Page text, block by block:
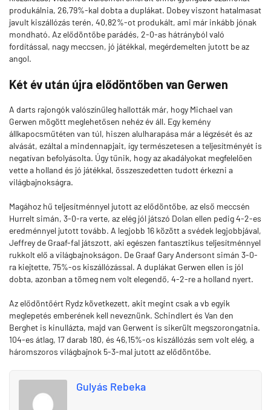
produkálnia, 26,79%-kal dobta a duplákat. Dobey viszont hatalmasat
javult kiszállózás terén, 40,82%-ot produkált, ami már inkább jónak
mondható. Az elődöntőbe parádés, 2-0-as hátrányból való
fordítással, nagy meccsen, jó játékkal, megérdemelten jutott be az
angol.
Két év után újra elődöntőben van Gerwen
A darts rajongók valószínűleg hallották már, hogy Michael van
Gerwen mögött meglehetősen nehéz év áll. Egy kemény
állkapocsműtéten van túl, hiszen alulharapása már a légzését és az
alvását, ezáltal a mindennapjait, így természetesen a teljesítményét is
negatívan befolyásolta. Úgy tűnik, hogy az akadályokat megfelelően
vette a holland és jó játékkal, összeszedetten tudott érkezni a
világbajnokságra.
Magához hű teljesítménnyel jutott az elődöntőbe, az első meccsén
Hurrelt simán, 3-0-ra verte, az elég jól játszó Dolan ellen pedig 4-2-es
eredménnyel jutott tovább. A legjobb 16 között a svédek legjobbjával,
Jeffrey de Graaf-fal játszott, aki egészen fantasztikus teljesítménnyel
rukkolt elő a világbajnokságon. De Graaf Gary Andersont simán 3-0-
ra kiejtette, 75%-os kiszállózással. A duplákat Gerwen ellen is jól
dobta, azonban a tömeg nem volt elegendő, 4-2-re a holland nyert.
Az elődöntőért Rydz következett, akit megint csak a vb egyik
meglepetés emberének kell neveznünk. Schindlert és Van den
Berghet is kinullázta, majd van Gerwent is sikerült megszorongatnia.
104-es átlag, 17 darab 180, és 46,15%-os kiszállózás sem volt elég, a
háromszoros világbajnok 5-3-mal jutott az elődöntőbe.
Gulyás Rebeka